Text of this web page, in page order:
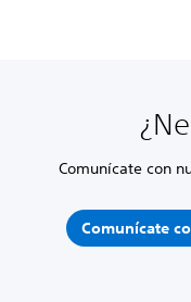
Comunícate con
Comunícate